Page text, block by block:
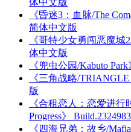
《昏迷3：血脉/The
简体中文版
《哥特少女勇闯恶魔城
体中文版
《兜虫公园/Kabuto
《三角战略/
版
《合租恋人：恋爱进行
Progress》
《四海兄弟：故乡/